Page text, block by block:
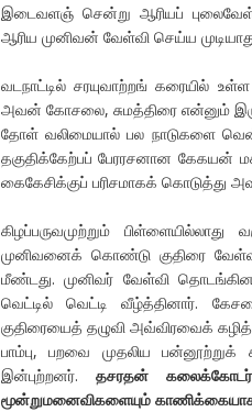
இடைவளஞ் சென்று ஆரியப்
ஆரிய முனிவன் வேள்வி செய்ய
⁠வடநாட்டில் சரயுவாற்றங் கரையில்
அவன் கோசலை, சுமத்திரை என்னும்
தோள் வலிமையால் பல நாடுகளை
தகுதிக்கேற்பப் பேரரசனான
கைகேசிக்குப் பரிசமாகக்
⁠கிழப்பருவமுற்றும்
முனிவனைக் கொண்டு குதிரை
மீண்டது. முனிவர் வேள்வி
வெட்டில் வெட்டி வீழ்த்தினார்.
குதிரையைத் தழுவி அவ்விரவைக்
பாம்பு, பறவை முதலிய
இன்புற்றனர். தசரதன் கலைக்கோடர்
மூன்றுமனைவிகளையும்